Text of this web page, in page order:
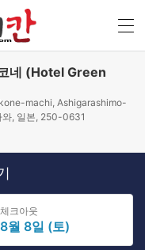
네 (Hotel Green
machi, Ashigarashimo-
와, 일본, 250-0631
체크아웃
8월 8일 (토)